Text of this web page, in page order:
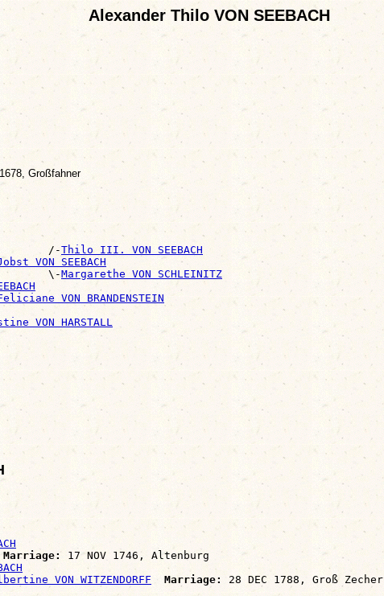
Alexander Thilo VON SEEBACH
Großfahner
/-
Thilo III. VON SEEBACH
VON SEEBACH
\-
Margarethe VON SCHLEINITZ
VON BRANDENSTEIN
VON HARSTALL
Marriage: 17 NOV 1746, Altenburg
VON WITZENDORFF Marriage:
28 DEC 1788, Groß Zecher